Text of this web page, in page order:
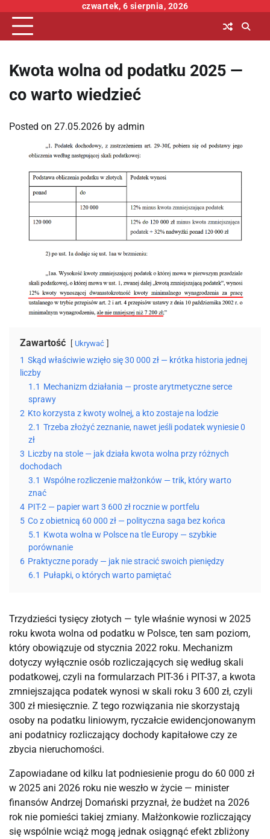
content
czwartek, 6 sierpnia, 2026
Kwota wolna od podatku 2025 —
co warto wiedzieć
Posted on 27.05.2026 by admin
Zawartość Ukrywać
1 Skąd właściwie wzięło się 30 000 zł — krótka historia jednej
liczby
1.1 Mechanizm działania — proste arytmetyczne serce
sprawy
2 Kto korzysta z kwoty wolnej, a kto zostaje na lodzie
2.1 Trzeba złożyć zeznanie, nawet jeśli podatek wyniesie 0
zł
3 Liczby na stole — jak działa kwota wolna przy różnych
dochodach
3.1 Wspólne rozliczenie małżonków — trik, który warto
znać
4 PIT-2 — papier wart 3 600 zł rocznie w portfelu
5 Co z obietnicą 60 000 zł — polityczna saga bez końca
5.1 Kwota wolna w Polsce na tle Europy — szybkie
porównanie
6 Praktyczne porady — jak nie stracić swoich pieniędzy
6.1 Pułapki, o których warto pamiętać
Trzydzieści tysięcy złotych — tyle właśnie wynosi w 2025
roku kwota wolna od podatku w Polsce, ten sam poziom,
który obowiązuje od stycznia 2022 roku. Mechanizm
dotyczy wyłącznie osób rozliczających się według skali
podatkowej, czyli na formularzach PIT-36 i PIT-37, a kwota
zmniejszająca podatek wynosi w skali roku 3 600 zł, czyli
300 zł miesięcznie. Z tego rozwiązania nie skorzystają
osoby na podatku liniowym, ryczałcie ewidencjonowanym
ani podatnicy rozliczający dochody kapitałowe czy ze
zbycia nieruchomości.
Zapowiadane od kilku lat podniesienie progu do 60 000 zł
w 2025 ani 2026 roku nie weszło w życie — minister
finansów Andrzej Domański przyznał, że budżet na 2026
rok nie pomieści takiej zmiany. Małżonkowie rozliczający
się wspólnie wciąż mogą jednak osiągnąć efekt zbliżony